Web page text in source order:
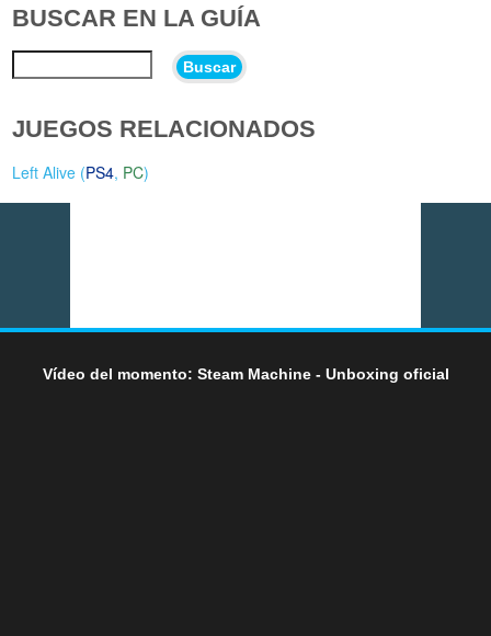
BUSCAR EN LA GUÍA
Buscar
JUEGOS RELACIONADOS
Left Alive (PS4, PC)
Vídeo del momento: Steam Machine - Unboxing oficial